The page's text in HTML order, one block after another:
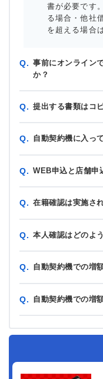
書が必要です
る場合・他社
を超える場合
Q. 事前にオンライン
か？
Q. 提出する書類はコ
Q. 自動契約機に入っ
Q. WEB申込と店舗申
Q. 在籍確認は実施さ
Q. 本人確認はどのよ
Q. 自動契約機での増
Q. 自動契約機での増